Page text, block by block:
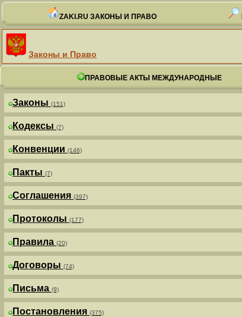
ZAKI.RU ЗАКОНЫ И ПРАВО
Законы и Право
ПРАВОВЫЕ АКТЫ МЕЖДУНАРОДНЫЕ
Законы (151)
Кодексы (7)
Конвенции (146)
Пакты (7)
Соглашения (397)
Протоколы (177)
Правила (20)
Договоры (74)
Письма (9)
Постановления (375)